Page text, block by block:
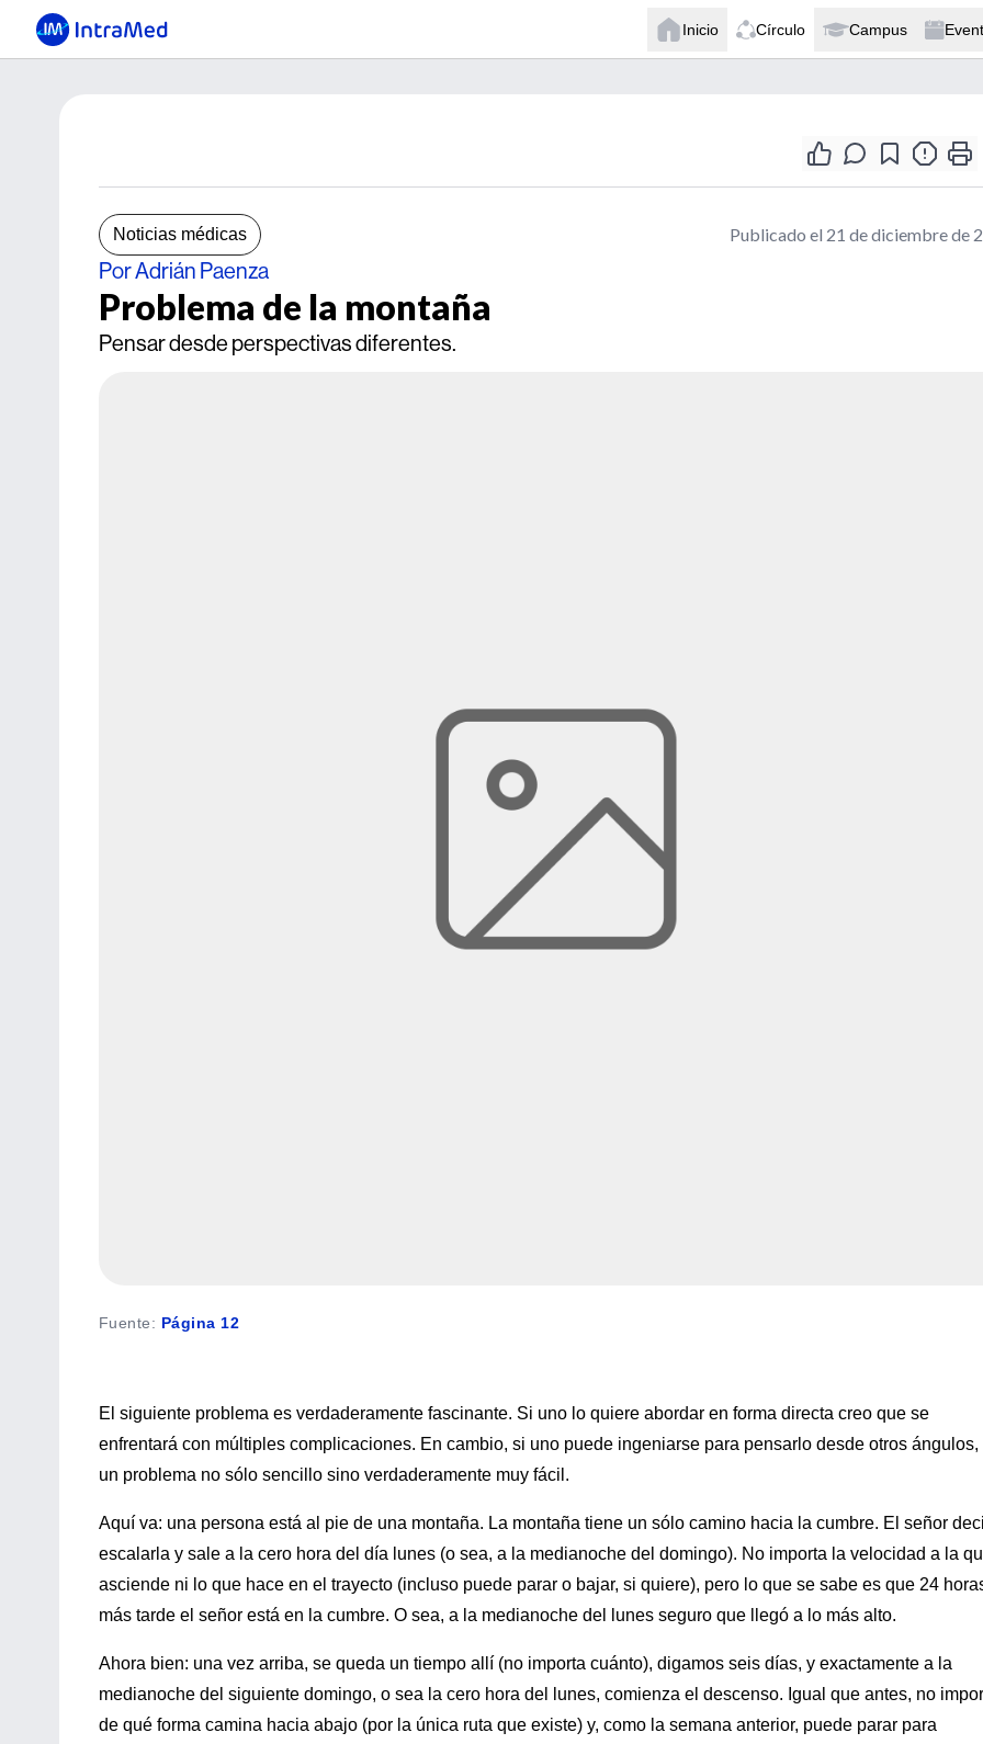
Inicio Círculo Campus
Noticias médicas Publicado el 21 de diciembre de
Por Adrián Paenza
Problema de la montaña
Pensar desde perspectivas diferentes.
Fuente: Página 12
El siguiente problema es verdaderamente fascinante. Si uno lo quiere abordar en forma directa creo que se
enfrentará con múltiples complicaciones. En cambio, si uno puede ingeniarse para pensarlo desde otros ángulos,
un problema no sólo sencillo sino verdaderamente muy fácil.
Aquí va: una persona está al pie de una montaña. La montaña tiene un sólo camino hacia la cumbre. El señor
escalarla y sale a la cero hora del día lunes (o sea, a la medianoche del domingo). No importa la velocidad a la
asciende ni lo que hace en el trayecto (incluso puede parar o bajar, si quiere), pero lo que se sabe es que 24
más tarde el señor está en la cumbre. O sea, a la medianoche del lunes seguro que llegó a lo más alto.
Ahora bien: una vez arriba, se queda un tiempo allí (no importa cuánto), digamos seis días, y exactamente a la
medianoche del siguiente domingo, o sea la cero hora del lunes, comienza el descenso. Igual que antes, no
de qué forma camina hacia abajo (por la única ruta que existe) y, como la semana anterior, puede parar para